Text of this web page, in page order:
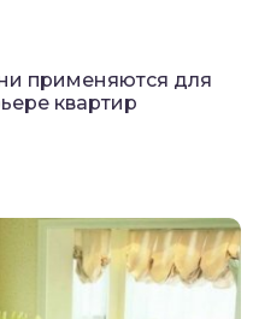
применяются для
квартир